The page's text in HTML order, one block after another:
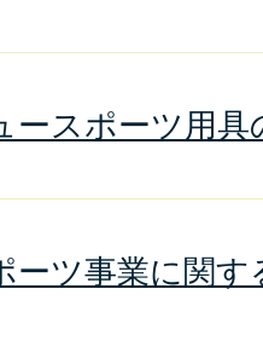
ースポーツ用具
ーツ事業に関